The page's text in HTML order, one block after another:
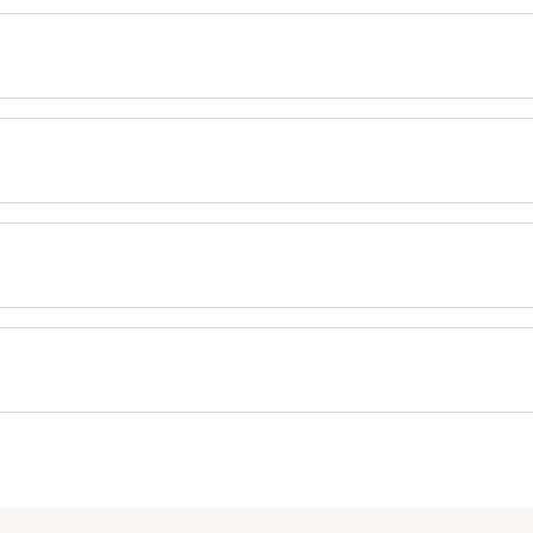
Color to kosmetyk przeznaczony do koloryzacji
końcówki. Szczególnie polecana do włosów jasnych
PPDIsobutane, PEG-12 Dimethicone, Panthenol,
Parfum, Linalool, Methylchloroisothiazolinone,
włosów, nakładając na niego odrobinę pianki. Zapamiętaj